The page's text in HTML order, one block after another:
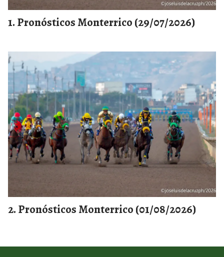
Pronósticos Monterrico (29/07/2026)
Pronósticos Monterrico (01/08/2026)